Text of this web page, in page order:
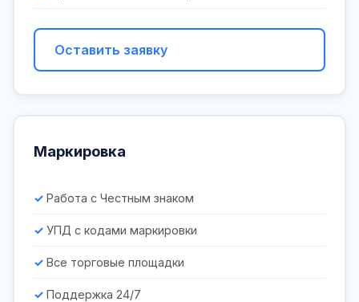
Оставить заявку
Маркировка
Работа с Честным знаком
УПД с кодами маркировки
Все торговые площадки
Поддержка 24/7